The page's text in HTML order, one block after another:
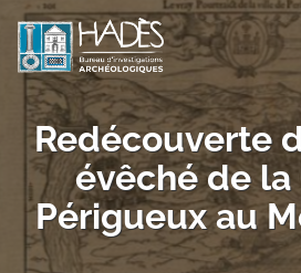
Nos métiers
Archéologie préventive
Compétences
Qui sommes-nous ?
Présentation
Actualités
Redécouverte
évêché de la
Périgueux au